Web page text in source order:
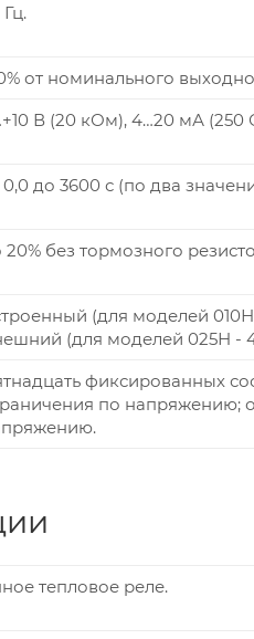
Гц.
от номинального
В (20 кОм), 4…20 мА (250
0,0 до 3600 с (по два
20% без тормозного
(для моделей
(для моделей 025Н -
фиксированных
по напряжению;
тепловое реле.